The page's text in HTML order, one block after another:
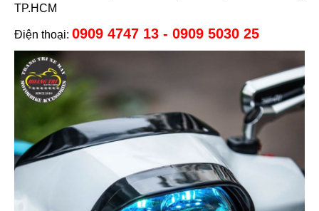
TP.HCM
Điện thoại: 0909 4747 13 - 0909 5030 25